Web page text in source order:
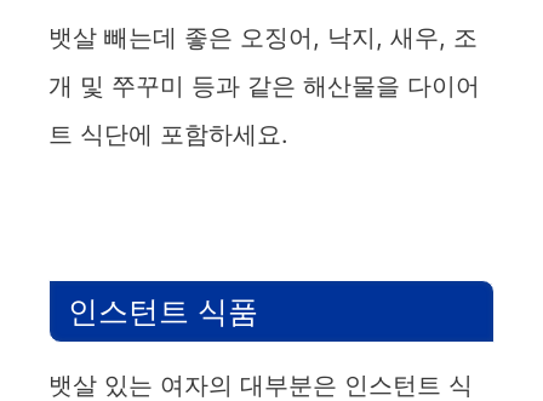
뱃살 빼는데 좋은 오징어, 낙지, 새우, 조
개 및 쭈꾸미 등과 같은 해산물을 다이어
트 식단에 포함하세요.
인스턴트 식품
뱃살 있는 여자의 대부분은 인스턴트 식